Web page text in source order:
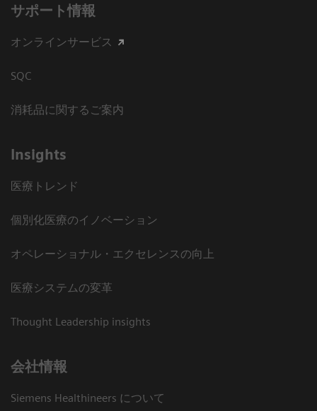
サポート情報
オンラインサービス
SQC
消耗品に関するご案内
Insights
医療トレンド
個別化医療のイノベーション
オペレーショナル・エクセレンスの向上
医療システムの変革
Thought Leadership insights
会社情報
Siemens Healthineers について